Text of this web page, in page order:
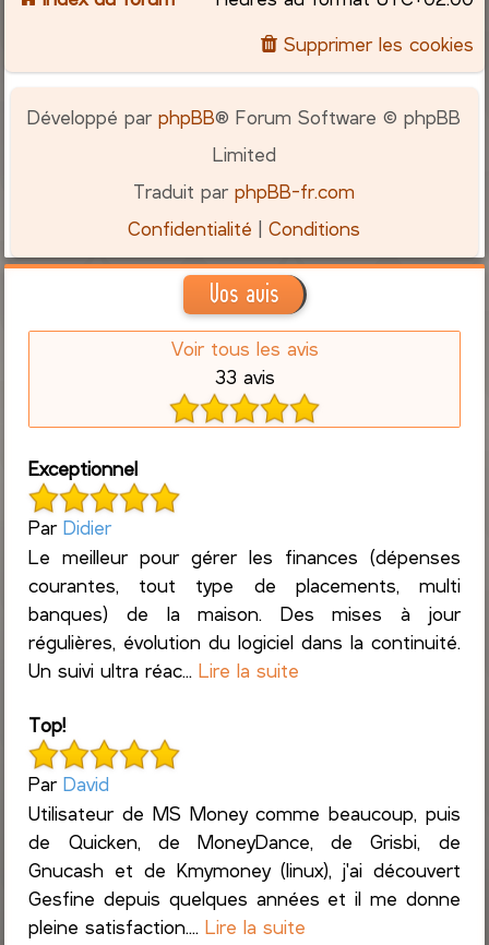
c
h
Supprimer les cookies
Développé parphpBB® Forum Software © phpBB
Limited
Traduit parphpBB-fr.com
Confidentialité |Conditions
Vos avis
Voir tous les avis
33 avis
Exceptionnel
ParDidier
Le meilleur pour gérer les finances (dépenses
courantes, tout type de placements, multi
banques) de la maison. Des mises à jour
régulières, évolution du logiciel dans la continuité.
Un suivi ultra réac...Lire la suite
Top!
ParDavid
Utilisateur de MS Money comme beaucoup, puis
de Quicken, de MoneyDance, de Grisbi, de
Gnucash et de Kmymoney (linux), j'ai découvert
Gesfine depuis quelques années et il me donne
pleine satisfaction....Lire la suite